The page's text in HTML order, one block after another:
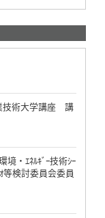
技術大学講座 講
・ｴﾈﾙｷﾞｰ技術ｼｰ
等検討委員会委員